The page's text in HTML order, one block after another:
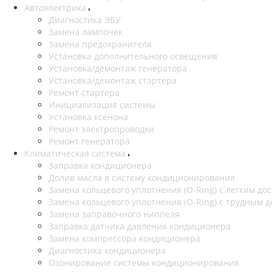
Автоэлектрика
Диагностика ЭБУ
Замена лампочек
Замена предохранителя
Установка дополнительного освещения
Установка/демонтаж генератора
Установка/демонтаж стартера
Ремонт стартера
Инициализация системы
Установка ксенона
Ремонт электропроводки
Ремонт генератора
Климатическая система
Заправка кондиционера
Долив масла в систему кондиционирования
Замена кольцевого уплотнения (O-Ring) с легким
Замена кольцевого уплотнения (O-Ring) с трудным
Замена заправочного ниппеля
Заправка датчика давления кондиционера
Замена компрессора кондиционера
Диагностика кондиционера
Озонирование системы кондиционирования